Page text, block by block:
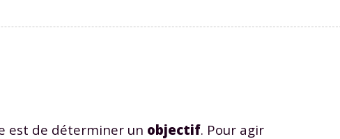
est de déterminer un objectif. Pour agir